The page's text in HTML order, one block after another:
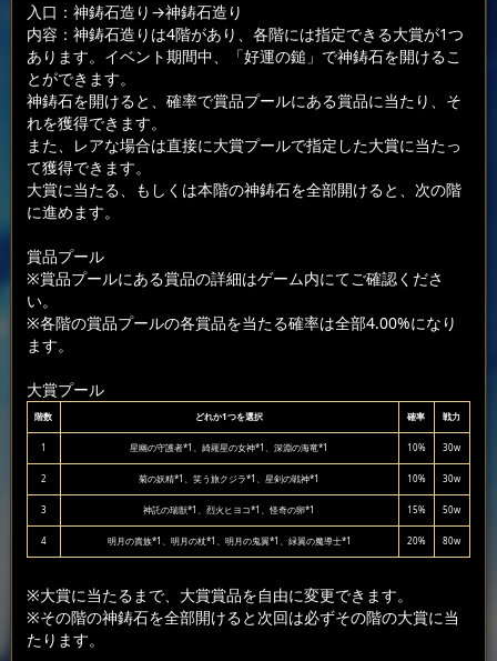
入口：神鋳石造り →神鋳石造り
内容：神鋳石造りは4階があり、各階には指定できる大賞が1つ
あります。イベント期間中、「好運の鎚」で神鋳石を開けるこ
とができます。
神鋳石を開けると、確率で賞品プールにある賞品に当たり、そ
れを獲得できます。
また、レアな場合は直接に大賞プールで指定した大賞に当たっ
て獲得できます。
大賞に当たる、もしくは本階の神鋳石を全部開けると、次の階
に進めます。
賞品プール
※賞品プールにある賞品の詳細はゲーム内にてご確認くださ
い。
※各階の賞品プールの各賞品を当たる確率は全部4.00%になり
ます。
大賞プール
階数 どれか1つを選択 確率 戦力
1 星幽の守護者*1、綺羅星の女神*1、深淵の海竜*1 10% 30w
2 菊の妖精*1、笑う旅クジラ*1、星剣の戦神*1 10% 30w
3 神託の瑞獣*1、烈火ヒヨコ*1、怪奇の卵*1 15% 50w
4 明月の貴族*1、明月の杖*1、明月の鬼翼*1、緑翼の魔導士*1 20% 80w
※大賞に当たるまで、大賞賞品を自由に変更できます。
※その階の神鋳石を全部開けると次回は必ずその階の大賞に当
たります。